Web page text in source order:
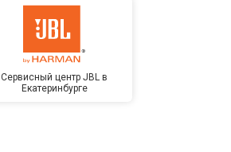
Сервисный центр JBL в
Екатеринбурге